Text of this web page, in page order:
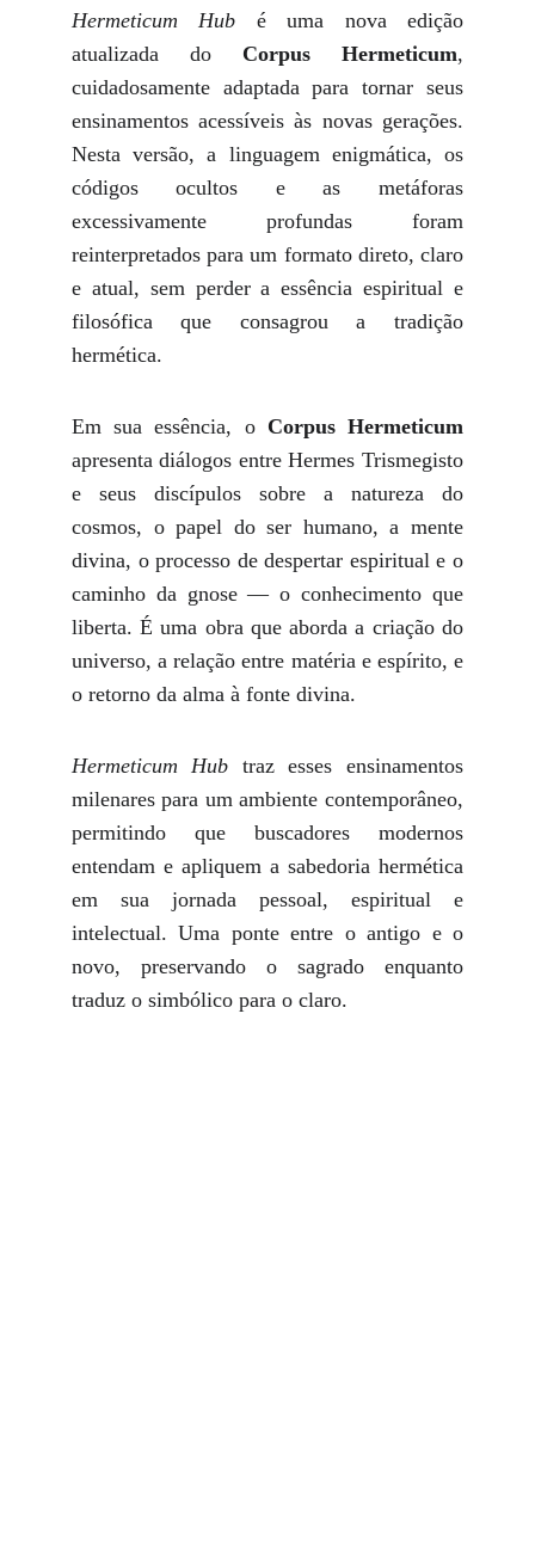
Hermeticum Hub é uma nova edição
atualizada do Corpus Hermeticum,
cuidadosamente adaptada para tornar seus
ensinamentos acessíveis às novas gerações.
Nesta versão, a linguagem enigmática, os
códigos ocultos e as metáforas
excessivamente profundas foram
reinterpretados para um formato direto, claro
e atual, sem perder a essência espiritual e
filosófica que consagrou a tradição
hermética.
Em sua essência, o Corpus Hermeticum
apresenta diálogos entre Hermes Trismegisto
e seus discípulos sobre a natureza do
cosmos, o papel do ser humano, a mente
divina, o processo de despertar espiritual e o
caminho da gnose — o conhecimento que
liberta. É uma obra que aborda a criação do
universo, a relação entre matéria e espírito, e
o retorno da alma à fonte divina.
Hermeticum Hub traz esses ensinamentos
milenares para um ambiente contemporâneo,
permitindo que buscadores modernos
entendam e apliquem a sabedoria hermética
em sua jornada pessoal, espiritual e
intelectual. Uma ponte entre o antigo e o
novo, preservando o sagrado enquanto
traduz o simbólico para o claro.